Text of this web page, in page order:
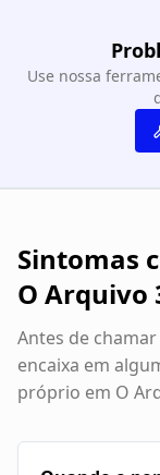
Use nossa
Sintomas
O Arquivo
Antes de
encaixa em
próprio em O